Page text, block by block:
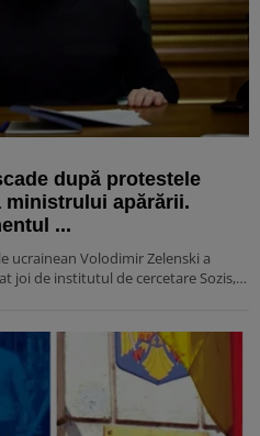
după protestele
ministrului apărării.
...
ucrainean Volodimir Zelenski a
joi de institutul de cercetare Sozis,…